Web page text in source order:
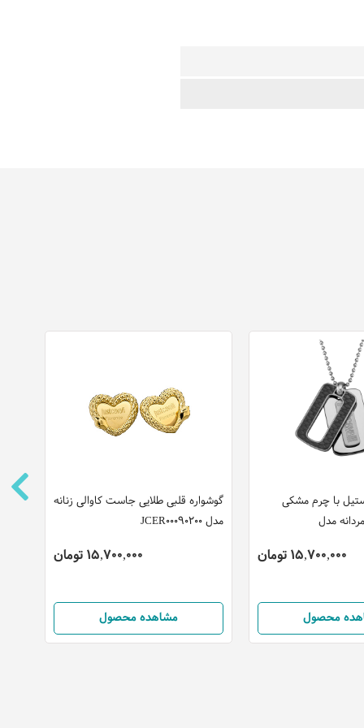
گوشواره قلبی طلایی جاست کاوالی زنانه
مدل JCER00090200
15,700,000 تومان
مشاهده محصول
با چرم مشکی
مدل
15,700,000 تومان
محصول